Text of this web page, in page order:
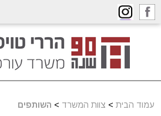
עמוד הבית > צוות המשרד > השותפים